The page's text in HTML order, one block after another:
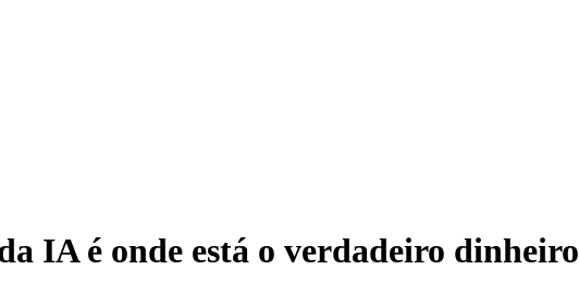
IA é onde está o verdadeiro dinheiro